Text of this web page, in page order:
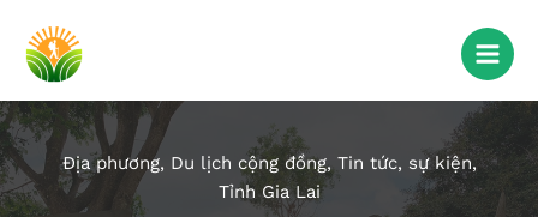
Địa phương, Du lịch cộng đồng, Tin tức, sự kiện,
Tỉnh Gia Lai